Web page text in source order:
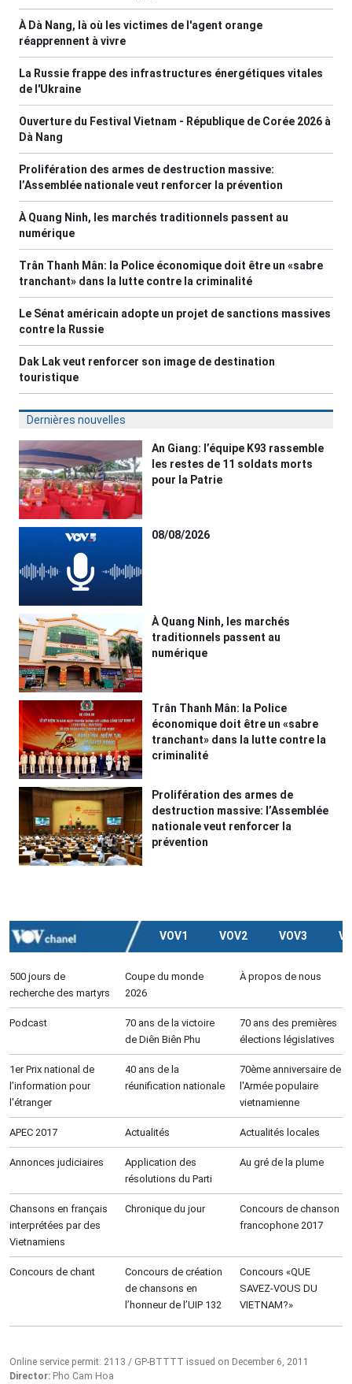
À Dà Nang, là où les victimes de l'agent orange
réapprennent à vivre
La Russie frappe des infrastructures énergétiques vitales
de l'Ukraine
Ouverture du Festival Vietnam - République de Corée 2026 à
Dà Nang
Prolifération des armes de destruction massive:
l’Assemblée nationale veut renforcer la prévention
À Quang Ninh, les marchés traditionnels passent au
numérique
Trân Thanh Mân: la Police économique doit être un «sabre
tranchant» dans la lutte contre la criminalité
Le Sénat américain adopte un projet de sanctions massives
contre la Russie
Dak Lak veut renforcer son image de destination
touristique
Dernières nouvelles
An Giang: l’équipe K93 rassemble
les restes de 11 soldats morts
pour la Patrie
08/08/2026
À Quang Ninh, les marchés
traditionnels passent au
numérique
Trân Thanh Mân: la Police
économique doit être un «sabre
tranchant» dans la lutte contre la
criminalité
Prolifération des armes de
destruction massive: l’Assemblée
nationale veut renforcer la
prévention
VOV1 VOV2 VOV3
500 jours de
recherche des martyrs
Coupe du monde
2026
À propos de nous
Podcast
70 ans de la victoire
de Diên Biên Phu
70 ans des premières
élections législatives
1er Prix national de
l’information pour
l'étranger
40 ans de la
réunification nationale
70ème anniversaire de
l'Armée populaire
vietnamienne
APEC 2017 Actualités Actualités locales
Annonces judiciaires
Application des
résolutions du Parti
Au gré de la plume
Chansons en français
interprétées par des
Vietnamiens
Chronique du jour
Concours de chanson
francophone 2017
Concours de chant
Concours de création
de chansons en
l’honneur de l’UIP 132
Concours «QUE
SAVEZ-VOUS DU
VIETNAM?»
Online service permit: 2113 / GP-BTTTT issued on December 6, 2011
Director: Pho Cam Hoa